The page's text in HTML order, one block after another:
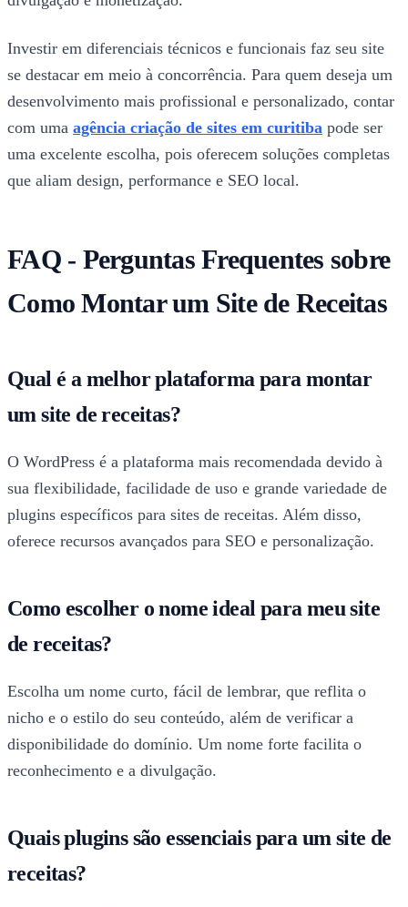
Investir em diferenciais técnicos e funcionais faz seu site
se destacar em meio à concorrência. Para quem deseja um
desenvolvimento mais profissional e personalizado, contar
com uma agência criação de sites em curitiba pode ser
uma excelente escolha, pois oferecem soluções completas
que aliam design, performance e SEO local.
FAQ - Perguntas Frequentes sobre
Como Montar um Site de Receitas
Qual é a melhor plataforma para montar
um site de receitas?
O WordPress é a plataforma mais recomendada devido à
sua flexibilidade, facilidade de uso e grande variedade de
plugins específicos para sites de receitas. Além disso,
oferece recursos avançados para SEO e personalização.
Como escolher o nome ideal para meu site
de receitas?
Escolha um nome curto, fácil de lembrar, que reflita o
nicho e o estilo do seu conteúdo, além de verificar a
disponibilidade do domínio. Um nome forte facilita o
reconhecimento e a divulgação.
Quais plugins são essenciais para um site de
receitas?